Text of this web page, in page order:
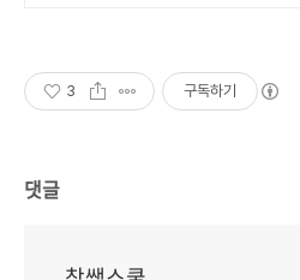
3 구독하기
댓글